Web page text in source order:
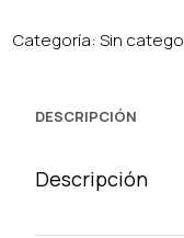
de
Categoría: Sin
DESCRIPCIÓN
Descripción